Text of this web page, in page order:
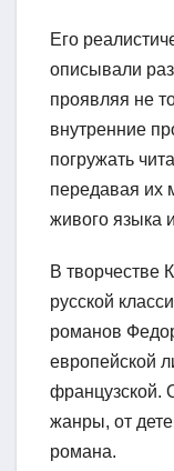
Его
описывали
проявляя не
внутренние
погружать
передавая их
живого языка
В творчестве
русской
романов
европейской
французской.
жанры, от
романа.